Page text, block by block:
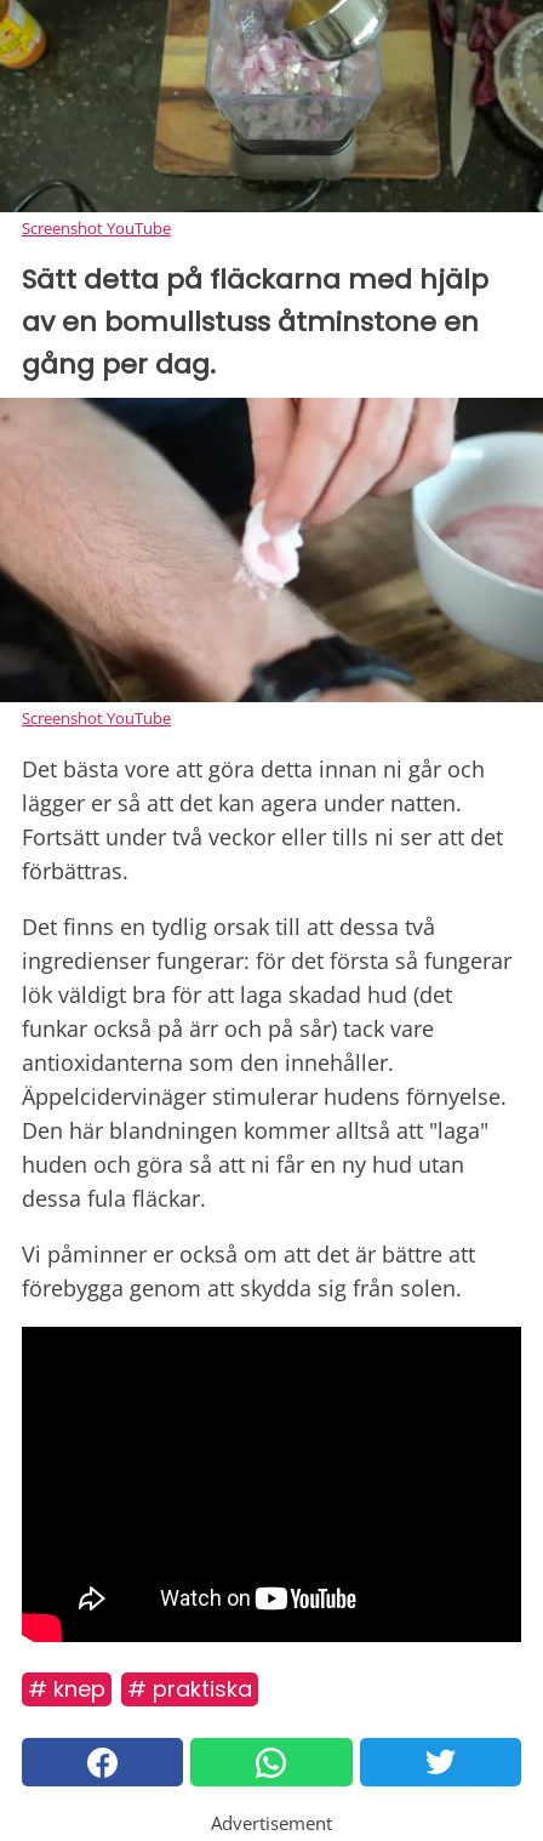
Screenshot YouTube
Sätt detta på fläckarna med hjälp
av en bomullstuss åtminstone en
gång per dag.
Screenshot YouTube
Det bästa vore att göra detta innan ni går och
lägger er så att det kan agera under natten.
Fortsätt under två veckor eller tills ni ser att det
förbättras.
Det finns en tydlig orsak till att dessa två
ingredienser fungerar: för det första så fungerar
lök väldigt bra för att laga skadad hud (det
funkar också på ärr och på sår) tack vare
antioxidanterna som den innehåller.
Äppelcidervinäger stimulerar hudens förnyelse.
Den här blandningen kommer alltså att "laga"
huden och göra så att ni får en ny hud utan
dessa fula fläckar.
Vi påminner er också om att det är bättre att
förebygga genom att skydda sig från solen.
# knep # praktiska
Advertisement